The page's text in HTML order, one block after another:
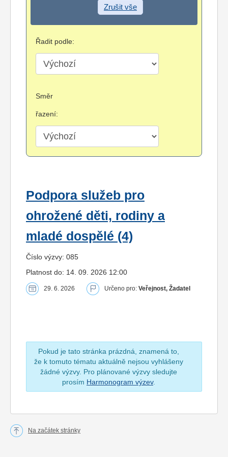
Zrušit vše
Řadit podle:
Směr
řazení:
Podpora služeb pro
ohrožené děti, rodiny a
mladé dospělé (4)
Číslo výzvy: 085
Platnost do: 14. 09. 2026 12:00
29. 6. 2026 Určeno pro: Veřejnost, Žadatel
Pokud je tato stránka prázdná, znamená to,
že k tomuto tématu aktuálně nejsou vyhlášeny
žádné výzvy. Pro plánované výzvy sledujte
prosím Harmonogram výzev.
Na začátek stránky